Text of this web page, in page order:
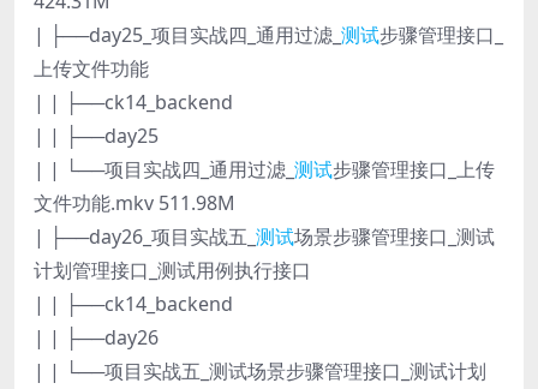
| ├──day25_项目实战四_通用过滤_ 测试步骤管理接口_
上传文件功能
| | ├──ck14_backend
| | ├──day25
| | └──项目实战四_通用过滤_ 测试步骤管理接口_上传
文件功能.mkv 511.98M
| ├──day26_项目实战五_ 测试场景步骤管理接口_测试
计划管理接口_测试用例执行接口
| | ├──ck14_backend
| | ├──day26
| | └──项目实战五_测试场景步骤管理接口_测试计划